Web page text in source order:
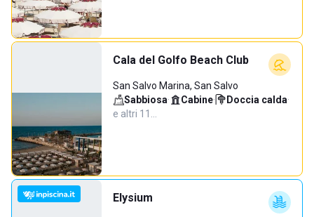
Cala del Golfo Beach Club
San Salvo Marina, San Salvo
Sabbiosa· Cabine· Doccia calda·
e altri 11…
Elysium